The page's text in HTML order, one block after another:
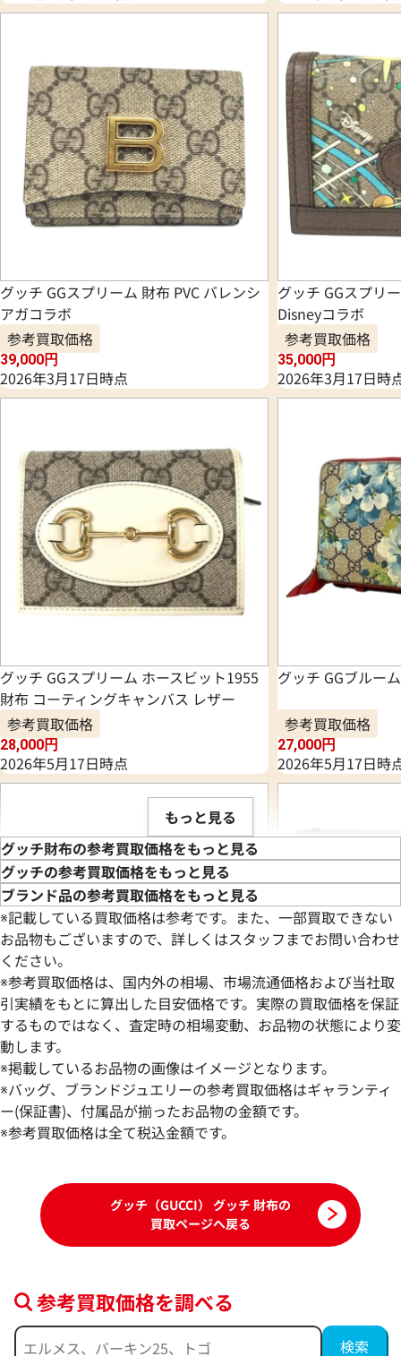
グッチ GGスプリーム 財布 PVC バレンシ
アガコラボ
参考買取価格
39,000円
2026年3月17日時点
グッチ GGスプリ
Disneyコラボ
参考買取価格
35,000円
2026年3月17日時
グッチ GGスプリーム ホースビット1955
財布 コーティングキャンバス レザー
参考買取価格
28,000円
2026年5月17日時点
グッチ GGブルー
参考買取価格
27,000円
2026年5月17日時
グッチ GGスプリーム チェリー 財布 PVC
参考買取価格
26,000円
グッチ マイクロ
えもんコラボ
参考買取価格
もっと見る
グッチ財布の参考買取価格をもっと見る
グッチの参考買取価格をもっと見る
ブランド品の参考買取価格をもっと見る
※記載している買取価格は参考です。また、一部買取できない
お品物もございますので、詳しくはスタッフまでお問い合わせ
ください。
※参考買取価格は、国内外の相場、市場流通価格および当社取
引実績をもとに算出した目安価格です。実際の買取価格を保証
するものではなく、査定時の相場変動、お品物の状態により変
動します。
※掲載しているお品物の画像はイメージとなります。
※バッグ、ブランドジュエリーの参考買取価格はギャランティ
ー(保証書)、付属品が揃ったお品物の金額です。
※参考買取価格は全て税込金額です。
グッチ（GUCCI） グッチ 財布の
買取ページへ戻る
参考買取価格を調べる